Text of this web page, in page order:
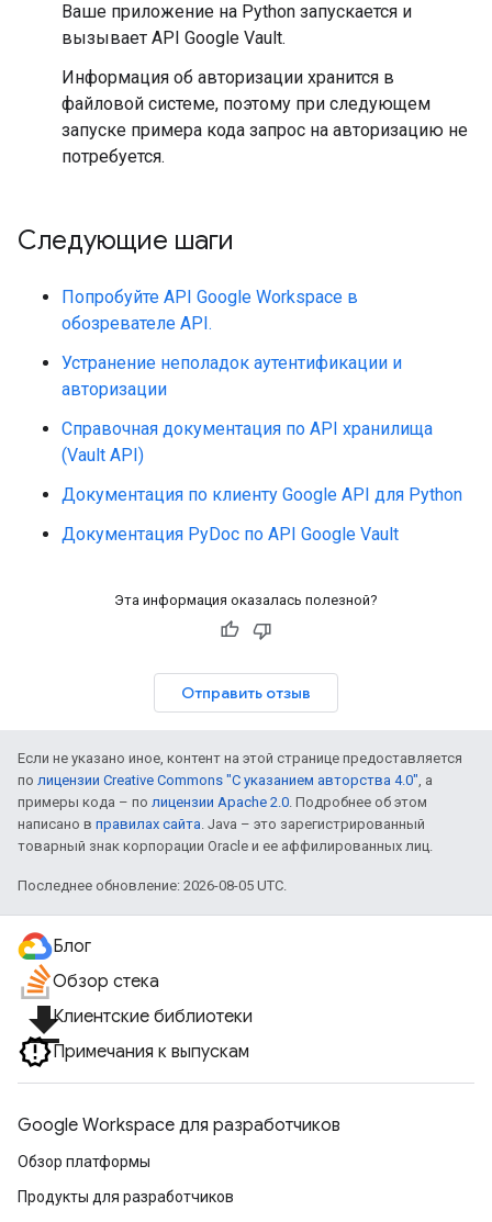
Ваше приложение на Python запускается и
вызывает API Google Vault.
Информация об авторизации хранится в
файловой системе, поэтому при следующем
запуске примера кода запрос на авторизацию не
потребуется.
Следующие шаги
Попробуйте API Google Workspace в
обозревателе API.
Устранение неполадок аутентификации и
авторизации
Справочная документация по API хранилища
(Vault API)
Документация по клиенту Google API для Python
Документация PyDoc по API Google Vault
Эта информация оказалась полезной?
Отправить отзыв
Если не указано иное, контент на этой странице предоставляется
по лицензии Creative Commons "С указанием авторства 4.0", а
примеры кода – по лицензии Apache 2.0. Подробнее об этом
написано в правилах сайта. Java – это зарегистрированный
товарный знак корпорации Oracle и ее аффилированных лиц.
Последнее обновление: 2026-08-05 UTC.
Блог
Обзор стека
file_downloadКлиентские библиотеки
Примечания к выпускам
Google Workspace для разработчиков
Обзор платформы
Продукты для разработчиков